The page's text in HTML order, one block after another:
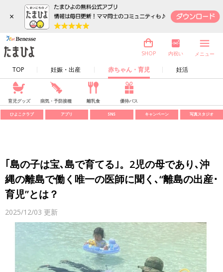
×
TOP 妊娠・出産 赤ちゃん・育児 妊活
SHOP 内祝い メニュー
育児グッズ 病気・予防接種 離乳食 優待パス
ひよこクラブ アプリ SNS キャンペーン 写真スタジオ
｢島の子は宝､島で育てる｣。2児の母であり､沖
縄の離島で働く唯一の医師に聞く､“離島の出産･
育児”とは？
2025/12/03 更新